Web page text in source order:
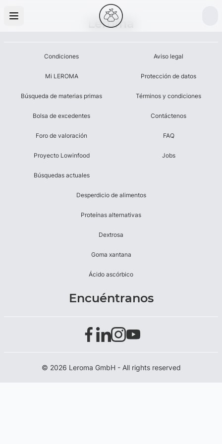
Leroma
Condiciones
Mi LEROMA
Búsqueda de materias primas
Bolsa de excedentes
Foro de valoración
Proyecto Lowinfood
Búsquedas actuales
Aviso legal
Protección de datos
Términos y condiciones
Contáctenos
FAQ
Jobs
Desperdicio de alimentos
Proteínas alternativas
Dextrosa
Goma xantana
Ácido ascórbico
Encuéntranos
© 2026 Leroma GmbH - All rights reserved